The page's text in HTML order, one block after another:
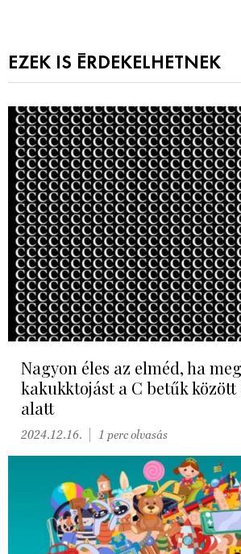
EZEK IS ÉRDEKELHETNEK
Nagyon éles az elméd, ha
kakukktojást a C betűk között
alatt
2024.12.16. 1 perc olvasás